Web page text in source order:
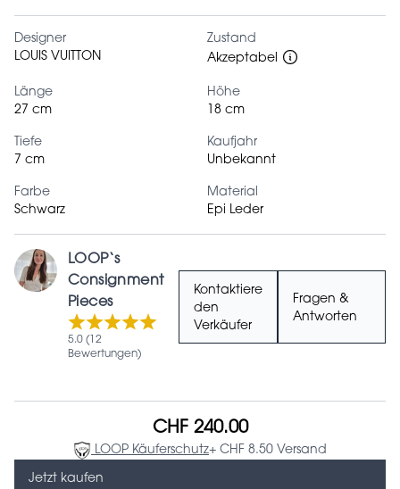
Designer
LOUIS VUITTON
Zustand
Akzeptabel
Länge
27 cm
Höhe
18 cm
Tiefe
7 cm
Kaufjahr
Unbekannt
Farbe
Schwarz
Material
Epi Leder
LOOP‘s
Consignment
Pieces
5.0 (12
Bewertungen)
Kontaktiere
den
Verkäufer
Fragen &
Antworten
CHF 240.00
LOOP Käuferschutz+ CHF 8.50 Versand
Jetzt kaufen